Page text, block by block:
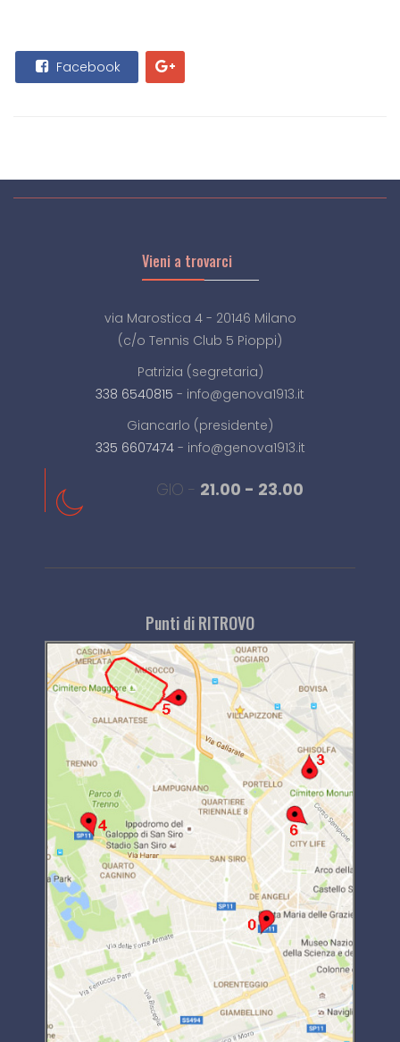
Facebook
Vieni a trovarci
via Marostica 4 - 20146 Milano
(c/o Tennis Club 5 Pioppi)
Patrizia (segretaria)
338 6540815 - info@genova1913.it
Giancarlo (presidente)
335 6607474- info@genova1913.it
GIO - 21.00 - 23.00
Punti di RITROVO